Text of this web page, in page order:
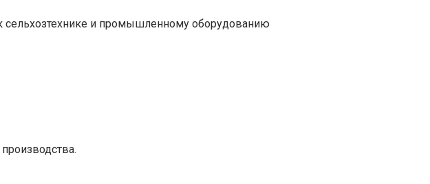
сельхозтехнике и промышленному оборудованию